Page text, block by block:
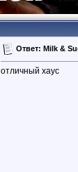
Ответ: Milk &
отличный хаус